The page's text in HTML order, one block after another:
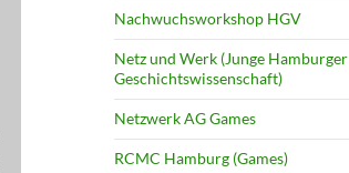
Nachwuchsworkshop HGV
Netz und Werk (Junge Hamburger
Geschichtswissenschaft)
Netzwerk AG Games
RCMC Hamburg (Games)